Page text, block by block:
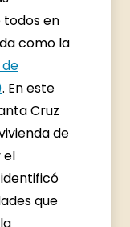
todos en
como la
. En este
Cruz
de
el
que